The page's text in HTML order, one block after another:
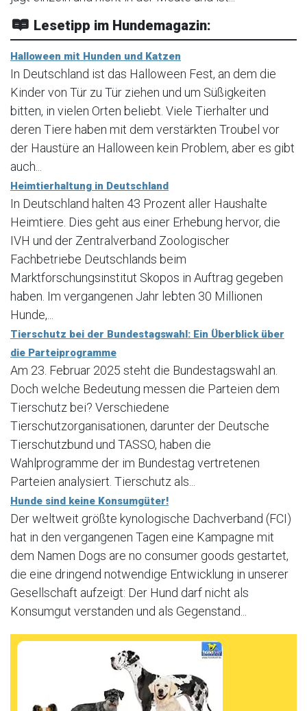
Lesetipp im Hundemagazin:
Halloween mit Hunden und Katzen
In Deutschland ist das Halloween Fest, an dem die
Kinder von Tür zu Tür ziehen und um Süßigkeiten
bitten, in vielen Orten beliebt. Viele Tierhalter und
deren Tiere haben mit dem verstärkten Troubel vor
der Haustüre an Halloween kein Problem, aber es gibt
auch...
Heimtierhaltung in Deutschland
In Deutschland halten 43 Prozent aller Haushalte
Heimtiere. Dies geht aus einer Erhebung hervor, die
IVH und der Zentralverband Zoologischer
Fachbetriebe Deutschlands beim
Marktforschungsinstitut Skopos in Auftrag gegeben
haben. Im vergangenen Jahr lebten 30 Millionen
Hunde,...
Tierschutz bei der Bundestagswahl: Ein Überblick über
die Parteiprogramme
Am 23. Februar 2025 steht die Bundestagswahl an.
Doch welche Bedeutung messen die Parteien dem
Tierschutz bei? Verschiedene
Tierschutzorganisationen, darunter der Deutsche
Tierschutzbund und TASSO, haben die
Wahlprogramme der im Bundestag vertretenen
Parteien analysiert. Tierschutz als...
Hunde sind keine Konsumgüter!
Der weltweit größte kynologische Dachverband (FCI)
hat in den vergangenen Tagen eine Kampagne mit
dem Namen Dogs are no consumer goods gestartet,
die eine dringend notwendige Entwicklung in unserer
Gesellschaft aufzeigt: Der Hund darf nicht als
Konsumgut verstanden und als Gegenstand...